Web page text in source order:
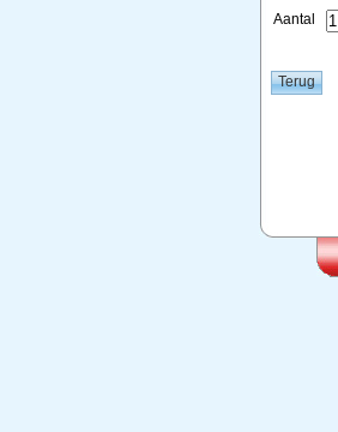
Aantal